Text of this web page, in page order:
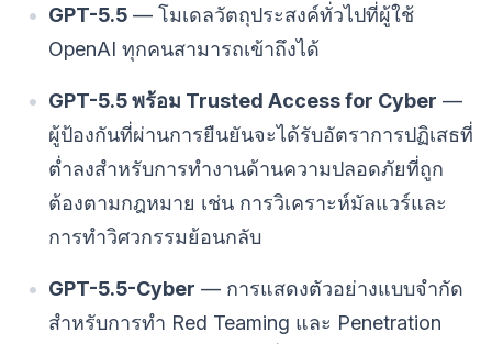
GPT-5.5 — โมเดลวัตถุประสงค์ทั่วไปที่ผู้ใช้
OpenAI ทุกคนสามารถเข้าถึงได้
GPT-5.5 พร้อม Trusted Access for Cyber —
ผู้ป้องกันที่ผ่านการยืนยันจะได้รับอัตราการปฏิเสธที่
ต่ำลงสำหรับการทำงานด้านความปลอดภัยที่ถูก
ต้องตามกฎหมาย เช่น การวิเคราะห์มัลแวร์และ
การทำวิศวกรรมย้อนกลับ
GPT-5.5-Cyber — การแสดงตัวอย่างแบบจำกัด
สำหรับการทำ Red Teaming และ Penetration